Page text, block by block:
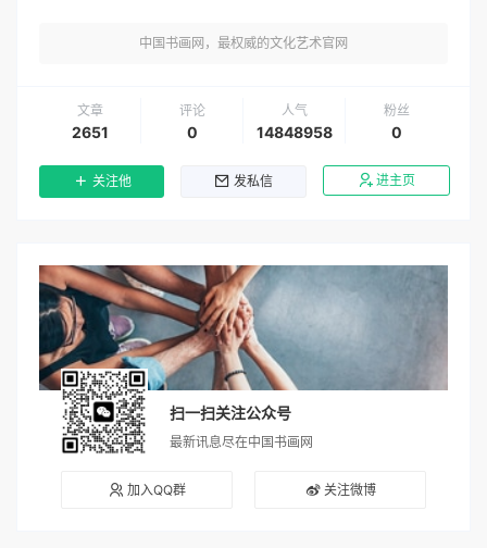
中国书画网，最权威的文化艺术官网
文章
2651
评论
0
人气
14848958
粉丝
0
关注他 发私信 进主页
扫一扫关注公众号
最新讯息尽在中国书画网
加入QQ群 关注微博